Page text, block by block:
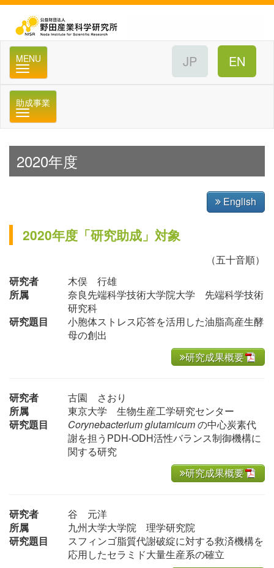
MENU
助成事業
メニュー
2020年度
English
2020年度「研究助成」対象
（五十音順）
研究者
木俣 行雄
所属
奈良先端科学技術大学院大学 先端科学技術
研究科
研究題目
小胞体ストレス応答を活用した油脂高産生酵
母の創出
研究成果概要
研究者
古園 さおり
所属
東京大学 生物生産工学研究センター
研究題目
Corynebacterium glutamicumの中心炭素代
謝を担うPDH-ODH活性バランス制御機構に
関する研究
研究成果概要
研究者
谷 元洋
所属
九州大学大学院 理学研究院
研究題目
スフィンゴ脂質代謝破綻に対する救済機構を
応用したセラミド大量生産系の確立